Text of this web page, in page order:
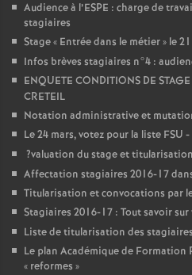
Audience à l’ESPE : charge de
stagiaires
Stage « Entrée dans le métier» le
Infos brèves stagiaires n°4 :
ENQUETE CONDITIONS DE STAGE
CRETEIL
Notation administrative et
Le 24 mars, votez pour la liste FSU -
?valuation du stage et titularisation
Affectation stagiaires 2016-17
Titularisation et convocations par
Stagiaires 2016-17 : Tout savoir
Liste de titularisation des stagiaires
Le plan Académique de Formation
« reformes »